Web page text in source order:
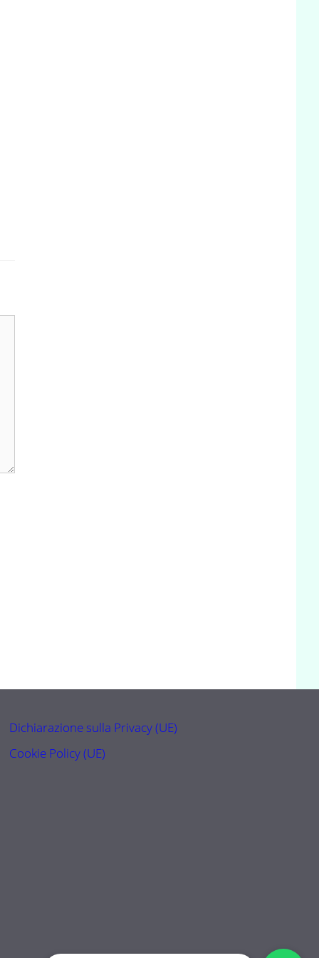
Dichiarazione sulla Privacy (UE)
Cookie Policy (UE)